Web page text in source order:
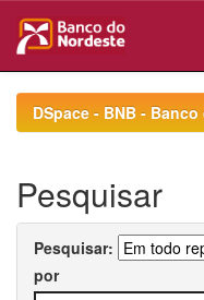
navigationDSpace - BNB -
Pesquisar
Pesquisar:
por